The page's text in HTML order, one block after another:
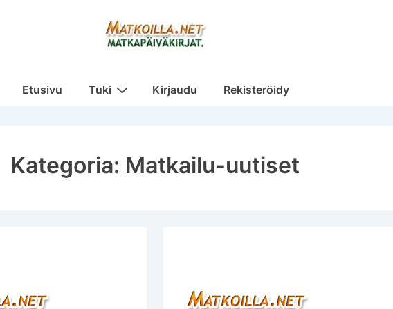
Päänavigaatio
Etusivu Tuki Kirjaudu Rekisteröidy
Kategoria: Matkailu-uutiset